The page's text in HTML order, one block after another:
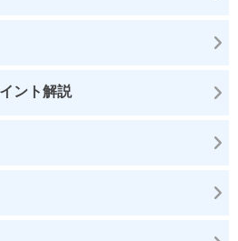
ント解説